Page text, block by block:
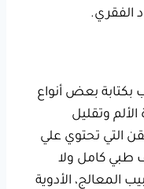
الفقري.
بكتابة بعض أنواع
وتقليل
التي تحتوي علي
طبي كامل ولا
المعالج، الأدوية